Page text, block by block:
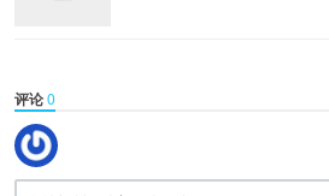
评论0